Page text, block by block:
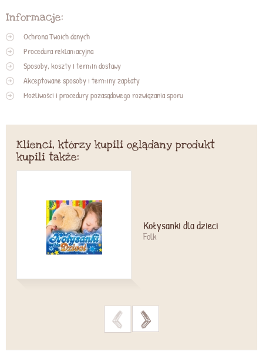
Informacje:
Ochrona Twoich danych
Procedura reklamacyjna
Sposoby, koszty i termin dostawy
Akceptowane sposoby i terminy zapłaty
Możliwości i procedury pozasądowego rozwiązania sporu
Klienci, którzy kupili oglądany produkt
kupili także:
Kołysanki dla dzieci
Folk
> >